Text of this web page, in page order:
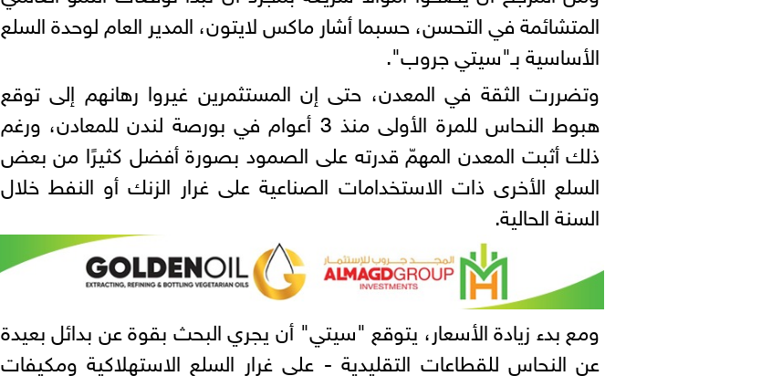
المتشائمة في التحسن، حسبما أشار ماكس لايتون، المدير العام لوحدة السلع
الأساسية بـ"سيتي جروب".
وتضررت الثقة في المعدن، حتى إن المستثمرين غيروا رهانهم إلى توقع
هبوط النحاس للمرة الأولى منذ 3 أعوام في بورصة لندن للمعادن، ورغم
ذلك أثبت المعدن المهمّ قدرته على الصمود بصورة أفضل كثيرًا من بعض
السلع الأخرى ذات الاستخدامات الصناعية على غرار الزنك أو النفط خلال
السنة الحالية.
ومع بدء زيادة الأسعار، يتوقع "سيتي" أن يجري البحث بقوة عن بدائل بعيدة
عن النحاس للقطاعات التقليدية - على غرار السلع الاستهلاكية ومكيفات